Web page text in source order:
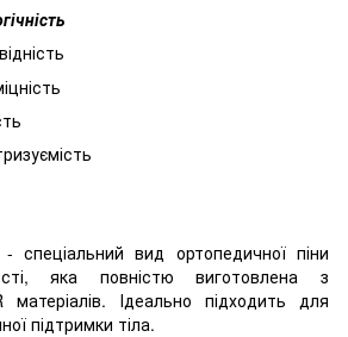
спеціальний вид ортопедичної піни
яка повністю виготовлена з
матеріалів. Ідеально підходить для
підтримки тіла.